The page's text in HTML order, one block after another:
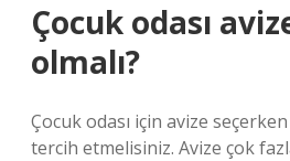
Çocuk odası
olmalı?
Çocuk odası için avize
tercih etmelisiniz. Avize çok